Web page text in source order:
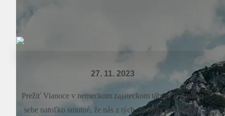
27. 11. 2023
Prežiť Vianoce v nemeckom zajateckom tábore je samo o
sebe natoľko smutné, že nás z tých predstáv sotva niečo